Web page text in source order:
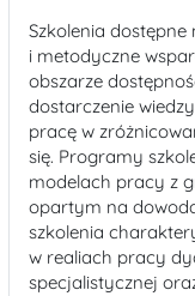
Szkolenia
i metodyczne
obszarze
dostarczenie
pracę w
się. Programy
modelach pracy z
opartym na
szkolenia
w realiach pracy
specjalistycznej